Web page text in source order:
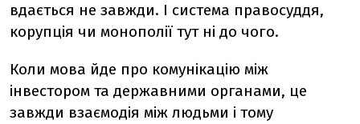
вдається не завжди. І система правосуддя,
корупція чи монополії тут ні до чого.
Коли мова йде про комунікацію між
інвестором та державними органами, це
завжди взаємодія між людьми і тому